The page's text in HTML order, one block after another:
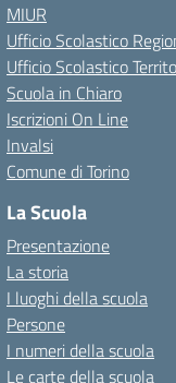
MIUR
Ufficio Scolastico
Ufficio Scolastico
Scuola in Chiaro
Iscrizioni On Line
Invalsi
Comune di Torino
La Scuola
Presentazione
La storia
I luoghi della scuola
Persone
I numeri della scuola
Le carte della scuola